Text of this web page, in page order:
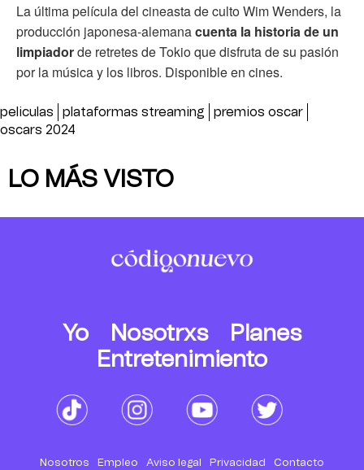
La última película del cineasta de culto Wim Wenders, la
producción japonesa-alemanacuenta la historia de un
limpiadorde retretes de Tokio que disfruta de su pasión
por la música y los libros. Disponible en cines.
peliculas plataformas streaming
premios oscar
oscars 2024
LO MÁS VISTO
Yo Nosotrxs
Planes
Entretenimiento
Nosotros Empleo Aviso legal Privacidad Contacto